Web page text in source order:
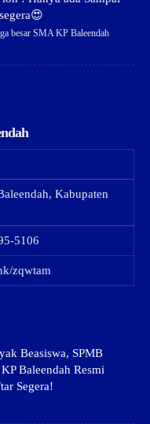
besar SMA KP Baleendah
Kabupaten
5106
zqwtam
Beasiswa, SPMB
Baleendah Resmi
Segera!